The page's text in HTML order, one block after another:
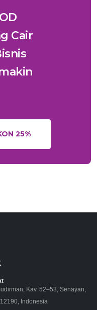
Cair
25%
Kav. 52–53, Senayan,
Indonesia